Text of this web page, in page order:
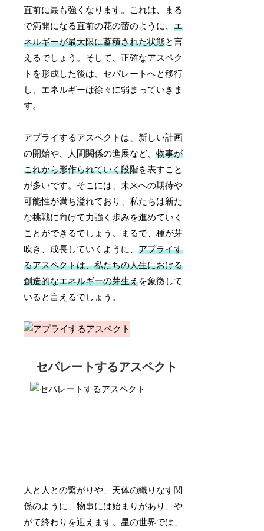
直前に最も強くなります。これは、まる
で満開になる直前の花の蕾のように、エ
ネルギーが最大限に蓄積された状態と言
えるでしょう。そして、正確なアスペク
トを形成した後は、セパレートへと移行
し、エネルギーは徐々に弱まっていきま
す。
アプライするアスペクトは、新しい計画
の開始や、人間関係の進展など、物事が
これから形作られていく段階を表すこと
が多いです。そこには、未来への期待や
可能性が満ち溢れており、私たちは新た
な挑戦に向けて力強く歩みを進めていく
ことができるでしょう。まるで、種が芽
吹き、成長していくように、アプライす
るアスペクトは、私たちの人生における
創造的なエネルギーの芽生えを象徴して
いると言えるでしょう。
セパレートするアスペクト
人と人との繋がりや、天体の織りなす関
係のように、物事には始まりがあり、や
がて終わりを迎えます。星の世界では、